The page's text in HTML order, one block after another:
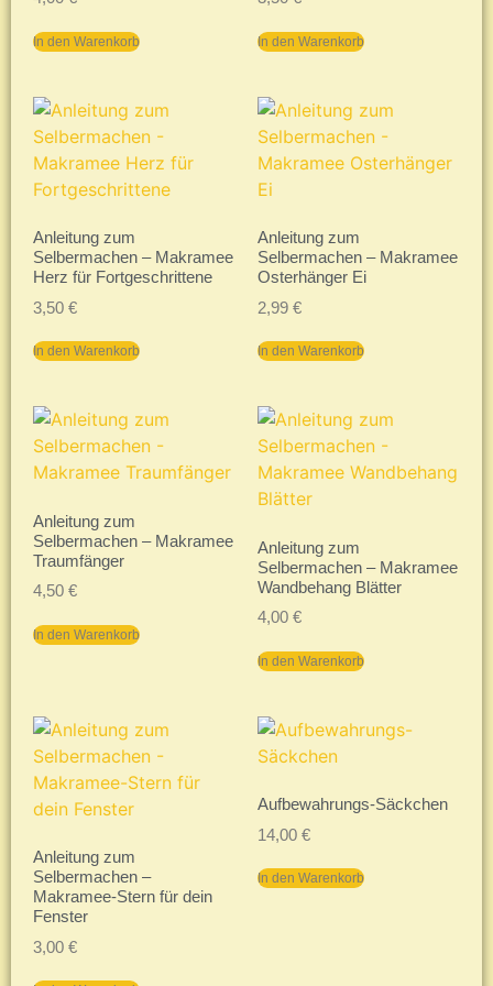
In den Warenkorb In den Warenkorb
Anleitung zum
Selbermachen – Makramee
Herz für Fortgeschrittene
3,50 €
In den Warenkorb
Anleitung zum
Selbermachen – Makramee
Osterhänger Ei
2,99 €
In den Warenkorb
Anleitung zum
Selbermachen – Makramee
Traumfänger
4,50 €
In den Warenkorb
Anleitung zum
Selbermachen – Makramee
Wandbehang Blätter
4,00 €
In den Warenkorb
Anleitung zum
Selbermachen –
Makramee-Stern für dein
Fenster
3,00 €
Aufbewahrungs-Säckchen
14,00 €
In den Warenkorb